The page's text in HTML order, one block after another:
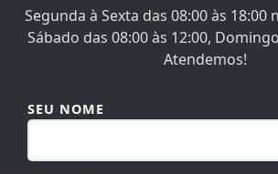
Segunda à Sexta das 08:00 às 18:00
Sábado das 08:00 às 12:00,
Atendemos!
SEU NOME